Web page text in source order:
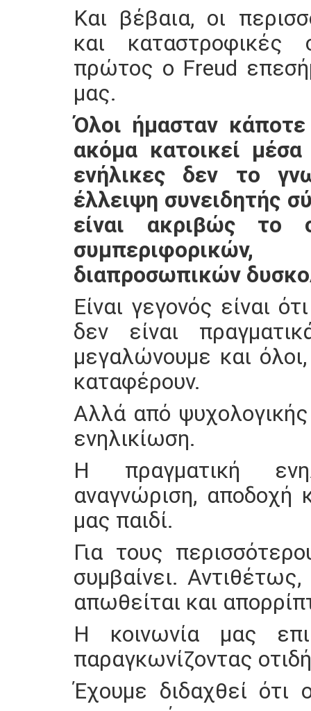
Και βέβαια, οι
και καταστροφικές
πρώτος ο Freud
μας.
Όλοι ήμασταν κάποτε
ακόμα κατοικεί
ενήλικες δεν το
έλλειψη συνειδητής
είναι ακριβώς το
διαπροσωπικών
Είναι γεγονός είναι
δεν είναι
μεγαλώνουμε και
καταφέρουν.
Αλλά από
ενηλικίωση.
Η πραγματική
αναγνώριση, αποδοχή
μας παιδί.
Για τους
συμβαίνει.
απωθείται και
Η κοινωνία μας
παραγκωνίζοντας
Έχουμε διδαχθεί ότι